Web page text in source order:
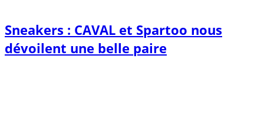
Sneakers : CAVAL et Spartoo nous
dévoilent une belle paire